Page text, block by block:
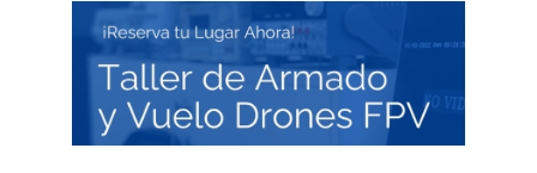
CARRERAS
CURSOS